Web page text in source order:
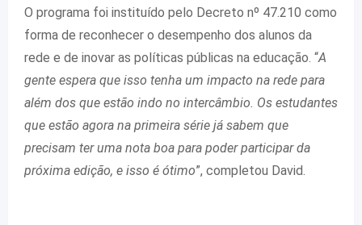
O programa foi instituído pelo Decreto nº 47.210 como
forma de reconhecer o desempenho dos alunos da
rede e de inovar as políticas públicas na educação. “A
gente espera que isso tenha um impacto na rede para
além dos que estão indo no intercâmbio. Os estudantes
que estão agora na primeira série já sabem que
precisam ter uma nota boa para poder participar da
próxima edição, e isso é ótimo”, completou David.